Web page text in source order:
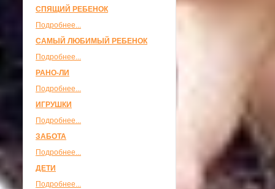
СПЯЩИЙ РЕБЕНОК
Подробнее...
САМЫЙ ЛЮБИМЫЙ РЕБЕНОК
Подробнее...
РАНО-ЛИ
Подробнее...
ИГРУШКИ
Подробнее...
ЗАБОТА
Подробнее...
ДЕТИ
Подробнее...